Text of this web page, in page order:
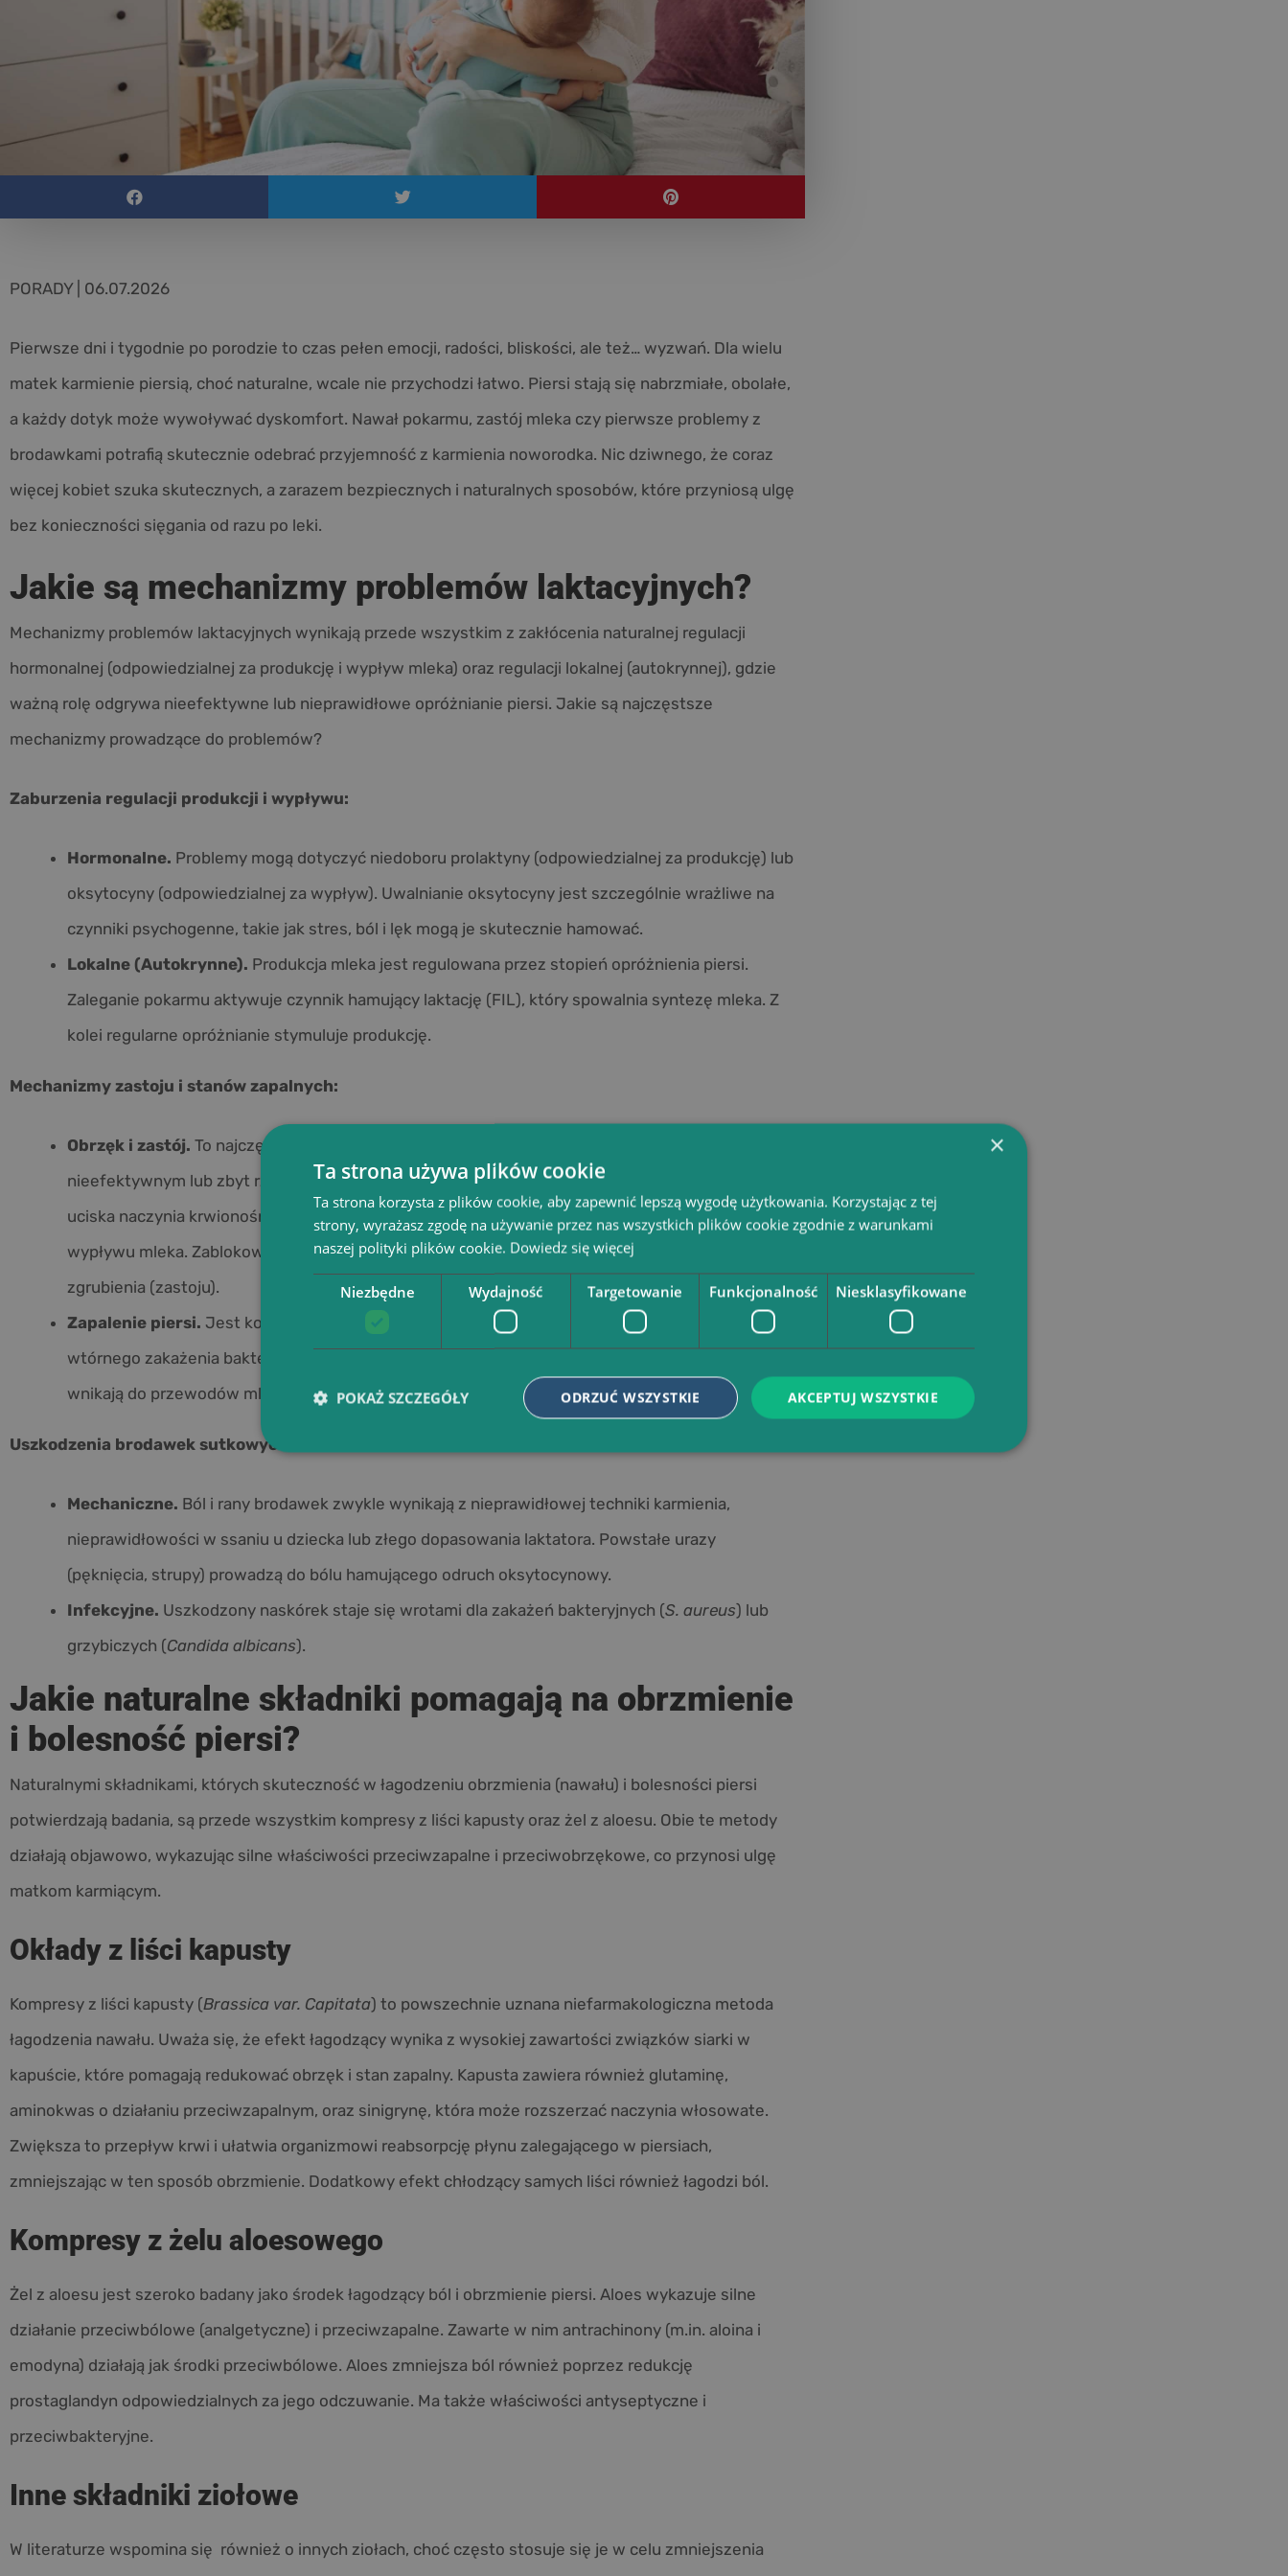
PORADY | 06.07.2026
Pierwsze dni i tygodnie po porodzie to czas pełen emocji, radości, bliskości, ale też… wyzwań. Dla wielu
matek karmienie piersią, choć naturalne, wcale nie przychodzi łatwo. Piersi stają się nabrzmiałe, obolałe,
a każdy dotyk może wywoływać dyskomfort. Nawał pokarmu, zastój mleka czy pierwsze problemy z
brodawkami potrafią skutecznie odebrać przyjemność z karmienia noworodka. Nic dziwnego, że coraz
więcej kobiet szuka skutecznych, a zarazem bezpiecznych i naturalnych sposobów, które przyniosą ulgę
bez konieczności sięgania od razu po leki.
Jakie są mechanizmy problemów laktacyjnych?
Mechanizmy problemów laktacyjnych wynikają przede wszystkim z zakłócenia naturalnej regulacji
hormonalnej (odpowiedzialnej za produkcję i wypływ mleka) oraz regulacji lokalnej (autokrynnej), gdzie
ważną rolę odgrywa nieefektywne lub nieprawidłowe opróżnianie piersi. Jakie są najczęstsze
mechanizmy prowadzące do problemów?
Zaburzenia regulacji produkcji i wypływu:
Hormonalne. Problemy mogą dotyczyć niedoboru prolaktyny (odpowiedzialnej za produkcję) lub
oksytocyny (odpowiedzialnej za wypływ). Uwalnianie oksytocyny jest szczególnie wrażliwe na
czynniki psychogenne, takie jak stres, ból i lęk mogą je skutecznie hamować.
Lokalne (Autokrynne). Produkcja mleka jest regulowana przez stopień opróżnienia piersi.
Zaleganie pokarmu aktywuje czynnik hamujący laktację (FIL), który spowalnia syntezę mleka. Z
kolei regularne opróżnianie stymuluje produkcję.
Mechanizmy zastoju i stanów zapalnych:
Obrzęk i zastój. To najczęstsza przyczyna problemów. Obrzęk i zastój są spowodowane z
nieefektywnym lub zbyt rzadkim opróżnianiem piersi. Zalegający pokarm powoduje obrzęk, który
uciska naczynia krwionośne, co dodatkowo utrudnia dopływ oksytocyny i zaburza odruch
wypływu mleka. Zablokowanie odpływu z fragmentu gruczołu prowadzi do powstania bolesnego
zgrubienia (zastoju).
Zapalenie piersi. Jest konsekwencją długotrwałego zastoju (czynnik mechaniczny) lub
wtórnego zakażenia bakteryjnego (tor infekcyjny). Bakterie, najczęściej
wnikają do przewodów mlecznych, często poprzez uszkodzone brodawki sutkowe.
Uszkodzenia brodawek sutkowych:
Mechaniczne. Ból i rany brodawek zwykle wynikają z nieprawidłowej techniki karmienia,
nieprawidłowości w ssaniu u dziecka lub złego dopasowania laktatora. Powstałe urazy
(pęknięcia, strupy) prowadzą do bólu hamującego odruch oksytocynowy.
Infekcyjne. Uszkodzony naskórek staje się wrotami dla zakażeń bakteryjnych (S. aureus) lub
grzybiczych (Candida albicans).
Jakie naturalne składniki pomagają na obrzmienie
i bolesność piersi?
Naturalnymi składnikami, których skuteczność w łagodzeniu obrzmienia (nawału) i bolesności piersi
potwierdzają badania, są przede wszystkim kompresy z liści kapusty oraz żel z aloesu. Obie te metody
działają objawowo, wykazując silne właściwości przeciwzapalne i przeciwobrzękowe, co przynosi ulgę
matkom karmiącym.
Okłady z liści kapusty
Kompresy z liści kapusty (Brassica var. Capitata) to powszechnie uznana niefarmakologiczna metoda
łagodzenia nawału. Uważa się, że efekt łagodzący wynika z wysokiej zawartości związków siarki w
kapuście, które pomagają redukować obrzęk i stan zapalny. Kapusta zawiera również glutaminę,
aminokwas o działaniu przeciwzapalnym, oraz sinigrynę, która może rozszerzać naczynia włosowate.
Zwiększa to przepływ krwi i ułatwia organizmowi reabsorpcję płynu zalegającego w piersiach,
zmniejszając w ten sposób obrzmienie. Dodatkowy efekt chłodzący samych liści również łagodzi ból.
Kompresy z żelu aloesowego
Żel z aloesu jest szeroko badany jako środek łagodzący ból i obrzmienie piersi. Aloes wykazuje silne
działanie przeciwbólowe (analgetyczne) i przeciwzapalne. Zawarte w nim antrachinony (m.in. aloina i
emodyna) działają jak środki przeciwbólowe. Aloes zmniejsza ból również poprzez redukcję
prostaglandyn odpowiedzialnych za jego odczuwanie. Ma także właściwości antyseptyczne i
przeciwbakteryjne.
Inne składniki ziołowe
W literaturze wspomina się również o innych ziołach, choć często stosuje się je w celu zmniejszenia
×
Ta strona używa plików cookie
Ta strona korzysta z plików cookie, aby zapewnić lepszą wygodę użytkowania. Korzystając z tej
strony, wyrażasz zgodę na używanie przez nas wszystkich plików cookie zgodnie z warunkami
naszej polityki plików cookie. Dowiedz się więcej
Niezbędne Wydajność Targetowanie Funkcjonalność Niesklasyfikowane
AKCEPTUJ WSZYSTKIE
ODRZUĆ WSZYSTKIE
POKAŻ SZCZEGÓŁY